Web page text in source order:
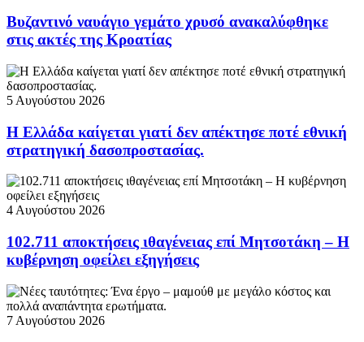
Βυζαντινό ναυάγιο γεμάτο χρυσό ανακαλύφθηκε
στις ακτές της Κροατίας
5 Αυγούστου 2026
Η Ελλάδα καίγεται γιατί δεν απέκτησε ποτέ εθνική
στρατηγική δασοπροστασίας.
4 Αυγούστου 2026
102.711 αποκτήσεις ιθαγένειας επί Μητσοτάκη – Η
κυβέρνηση οφείλει εξηγήσεις
7 Αυγούστου 2026